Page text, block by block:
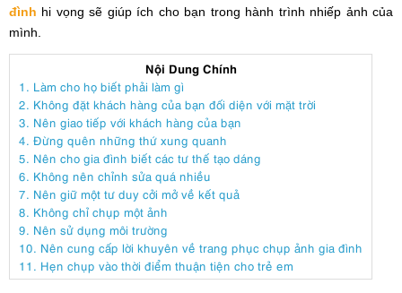
đình hi vọng sẽ giúp ích cho bạn trong hành trình nhiếp ảnh của
mình.
Nội Dung Chính
1. Làm cho họ biết phải làm gì
2. Không đặt khách hàng của bạn đối diện với mặt trời
3. Nên giao tiếp với khách hàng của bạn
4. Đừng quên những thứ xung quanh
5. Nên cho gia đình biết các tư thế tạo dáng
6. Không nên chỉnh sửa quá nhiều
7. Nên giữ một tư duy cởi mở về kết quả
8. Không chỉ chụp một ảnh
9. Nên sử dụng môi trường
10. Nên cung cấp lời khuyên về trang phục chụp ảnh gia đình
11. Hẹn chụp vào thời điểm thuận tiện cho trẻ em